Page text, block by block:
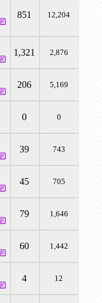
851 12,204
1,321 2,876
206 5,169
0 0
39 743
45 705
79 1,646
60 1,442
4 12